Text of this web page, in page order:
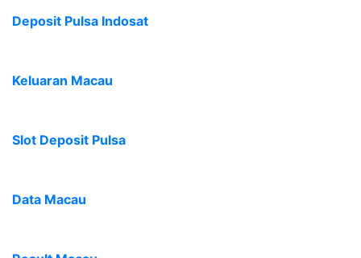
Deposit Pulsa Indosat
Keluaran Macau
Slot Deposit Pulsa
Data Macau